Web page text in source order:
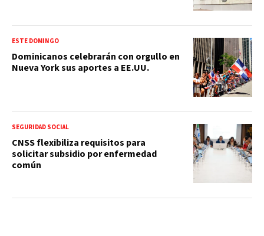
ESTE DOMINGO
Dominicanos celebrarán con orgullo en
Nueva York sus aportes a EE.UU.
SEGURIDAD SOCIAL
CNSS flexibiliza requisitos para
solicitar subsidio por enfermedad
común